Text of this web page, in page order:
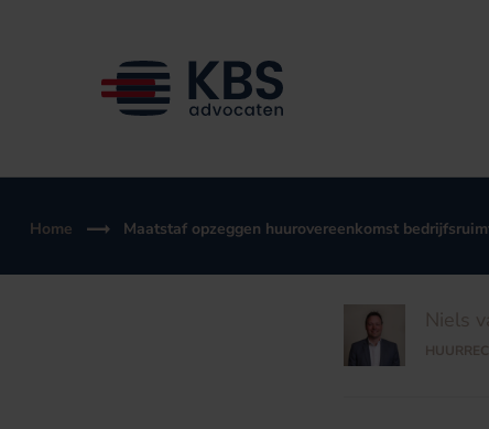
Home Maatstaf opzeggen huurovereenkomst
Niels